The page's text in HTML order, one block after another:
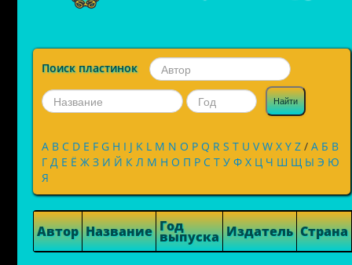
Поиск пластинок
Найти
A B C D E F G H I J K L M N O P Q R S T U V W X Y Z / А Б В
Г Д Е Ё Ж З И Й К Л М Н О П Р С Т У Ф Х Ц Ч Ш Щ Ы Э Ю
Я
Автор Название Год
выпуска Издатель Страна